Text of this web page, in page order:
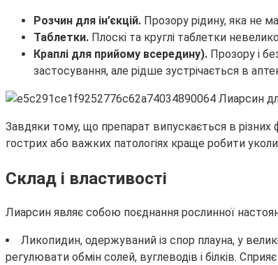
Розчин для ін’єкцій. Прозору рідину, яка не
Таблетки. Плоскі та круглі таблетки
Краплі для прийому всередину). Прозору і
застосування, але рідше зустрічається в
Завдяки тому, що препарат випускається в різних
гострих або важких патологіях краще робити
Склад і властивості
Лиарсин являє собою поєднання рослинної
Ликопидин, одержуваний із спор плауна, у
регулювати обмін солей, вуглеводів і білків.